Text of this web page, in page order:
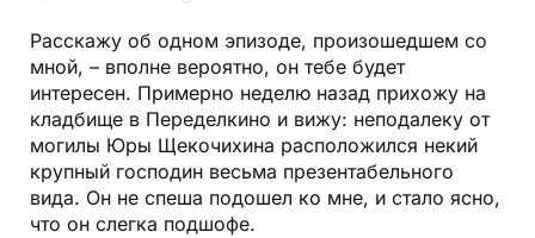
Расскажу об одном эпизоде, произошедшем со
мной, – вполне вероятно, он тебе будет
интересен. Примерно неделю назад прихожу на
кладбище в Переделкино и вижу: неподалеку от
могилы Юры Щекочихина расположился некий
крупный господин весьма презентабельного
вида. Он не спеша подошел ко мне, и стало ясно,
что он слегка подшофе.